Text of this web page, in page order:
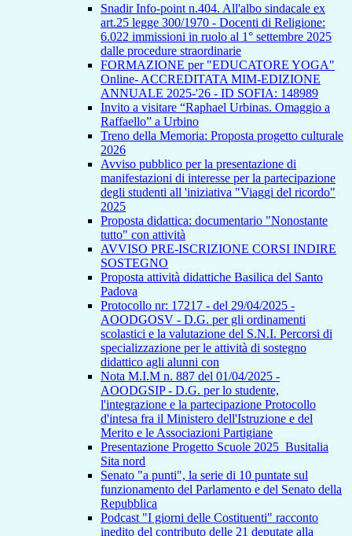
Snadir Info-point n.404. All'albo sindacale ex
art.25 legge 300/1970 - Docenti di Religione:
6.022 immissioni in ruolo al 1° settembre 2025
dalle procedure straordinarie
FORMAZIONE per "EDUCATORE YOGA"
Online- ACCREDITATA MIM-EDIZIONE
ANNUALE 2025-'26 - ID SOFIA: 148989
Invito a visitare “Raphael Urbinas. Omaggio a
Raffaello” a Urbino
Treno della Memoria: Proposta progetto culturale
2026
Avviso pubblico per la presentazione di
manifestazioni di interesse per la partecipazione
degli studenti all 'iniziativa "Viaggi del ricordo"
2025
Proposta didattica: documentario "Nonostante
tutto" con attività
AVVISO PRE-ISCRIZIONE CORSI INDIRE
SOSTEGNO
Proposta attività didattiche Basilica del Santo
Padova
Protocollo nr: 17217 - del 29/04/2025 -
AOODGOSV - D.G. per gli ordinamenti
scolastici e la valutazione del S.N.I. Percorsi di
specializzazione per le attività di sostegno
didattico agli alunni con
Nota M.I.M n. 887 del 01/04/2025 -
AOODGSIP - D.G. per lo studente,
l'integrazione e la partecipazione Protocollo
d'intesa fra il Ministero dell'Istruzione e del
Merito e le Associazioni Partigiane
Presentazione Progetto Scuole 2025_Busitalia
Sita nord
Senato "a punti", la serie di 10 puntate sul
funzionamento del Parlamento e del Senato della
Repubblica
Podcast "I giorni delle Costituenti" racconto
inedito del contributo delle 21 deputate alla